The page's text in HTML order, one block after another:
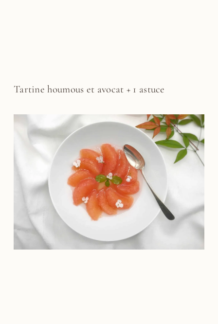
Tartine houmous et avocat + 1 astuce